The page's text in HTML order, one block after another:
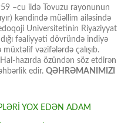
–cu ildə Tovuzu rayonunun
kəndində müəllim ailəsində
Universitetinin Riyaziyyat
fəaliyyəti dövründə indiyə
vəzifələrdə çalışıb.
hazırda özündən söz etdirən
edir. QƏHRƏMANIMIZI
YOX EDƏN ADAM